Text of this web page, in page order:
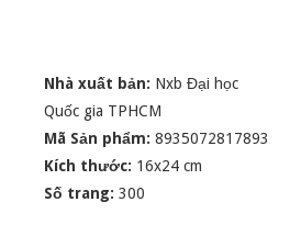
Nhà xuất bản: Nxb Đại học
Quốc gia TPHCM
Mã Sản phẩm: 8935072817893
Kích thước: 16x24 cm
Số trang: 300